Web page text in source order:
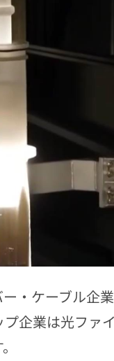
・ケーブル企
企業は光ファ